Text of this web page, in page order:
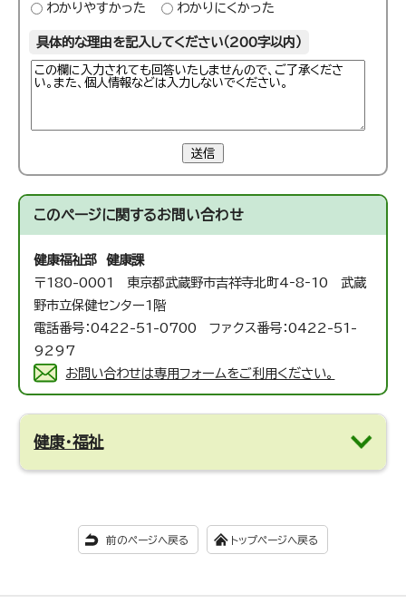
わかりやすかった わかりにくかった
具体的な理由を記入してください（200字以内）
送信
このページに関するお問い合わせ
健康福祉部 健康課
〒180-0001 東京都武蔵野市吉祥寺北町4‐8‐10 武蔵
野市立保健センター1階
電話番号：0422-51-0700 ファクス番号：0422-51-
9297
お問い合わせは専用フォームをご利用ください。
健康・福祉
前のページへ戻る トップページへ戻る